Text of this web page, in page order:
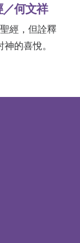
何文祥
經，但詮釋
的喜悅。